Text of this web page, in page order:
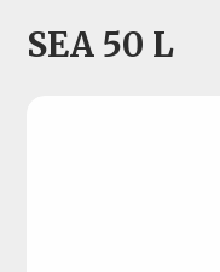
SEA 50 L